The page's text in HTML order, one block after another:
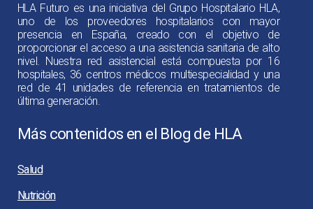
HLA Futuro es una iniciativa del Grupo Hospitalario HLA,
uno de los proveedores hospitalarios con mayor
presencia en España, creado con el objetivo de
proporcionar el acceso a una asistencia sanitaria de alto
nivel. Nuestra red asistencial está compuesta por 16
hospitales, 36 centros médicos multiespecialidad y una
red de 41 unidades de referencia en tratamientos de
última generación.
Más contenidos en el Blog de HLA
Salud
Nutrición